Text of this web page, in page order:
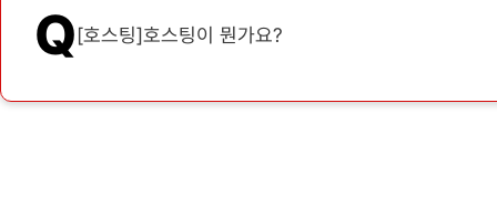
Q[호스팅]호스팅이 뭔가요?